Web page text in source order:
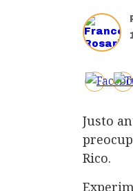
Justo
Rico.